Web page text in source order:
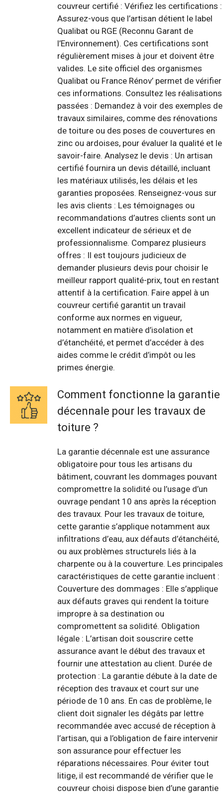
couvreur certifié : Vérifiez les certifications :
Assurez-vous que l’artisan détient le label
Qualibat ou RGE (Reconnu Garant de
l’Environnement). Ces certifications sont
régulièrement mises à jour et doivent être
valides. Le site officiel des organismes
Qualibat ou France Rénov’ permet de vérifier
ces informations. Consultez les réalisations
passées : Demandez à voir des exemples de
travaux similaires, comme des rénovations
de toiture ou des poses de couvertures en
zinc ou ardoises, pour évaluer la qualité et le
savoir-faire. Analysez le devis : Un artisan
certifié fournira un devis détaillé, incluant
les matériaux utilisés, les délais et les
garanties proposées. Renseignez-vous sur
les avis clients : Les témoignages ou
recommandations d’autres clients sont un
excellent indicateur de sérieux et de
professionnalisme. Comparez plusieurs
offres : Il est toujours judicieux de
demander plusieurs devis pour choisir le
meilleur rapport qualité-prix, tout en restant
attentif à la certification. Faire appel à un
couvreur certifié garantit un travail
conforme aux normes en vigueur,
notamment en matière d’isolation et
d’étanchéité, et permet d’accéder à des
aides comme le crédit d’impôt ou les
primes énergie.
Comment fonctionne la garantie
décennale pour les travaux de
toiture ?
La garantie décennale est une assurance
obligatoire pour tous les artisans du
bâtiment, couvrant les dommages pouvant
compromettre la solidité ou l’usage d’un
ouvrage pendant 10 ans après la réception
des travaux. Pour les travaux de toiture,
cette garantie s’applique notamment aux
infiltrations d’eau, aux défauts d’étanchéité,
ou aux problèmes structurels liés à la
charpente ou à la couverture. Les principales
caractéristiques de cette garantie incluent :
Couverture des dommages : Elle s’applique
aux défauts graves qui rendent la toiture
impropre à sa destination ou
compromettent sa solidité. Obligation
légale : L’artisan doit souscrire cette
assurance avant le début des travaux et
fournir une attestation au client. Durée de
protection : La garantie débute à la date de
réception des travaux et court sur une
période de 10 ans. En cas de problème, le
client doit signaler les dégâts par lettre
recommandée avec accusé de réception à
l’artisan, qui a l’obligation de faire intervenir
son assurance pour effectuer les
réparations nécessaires. Pour éviter tout
litige, il est recommandé de vérifier que le
couvreur choisi dispose bien d’une garantie